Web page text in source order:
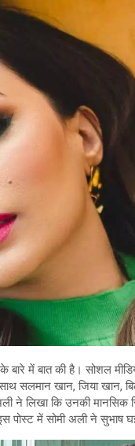
के बारे में बात की है। सोशल
खान, जिया खान, बिल
ने लिखा कि उनकी
पोस्ट में सोमी अली ने सुभाष